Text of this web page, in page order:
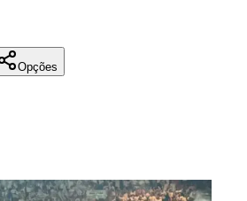
Opções